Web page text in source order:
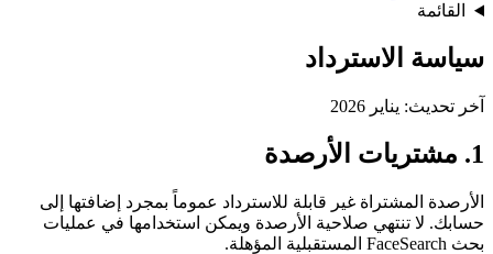
القائمة
سياسة الاسترداد
آخر تحديث: يناير 2026
1. مشتريات الأرصدة
الأرصدة المشتراة غير قابلة للاسترداد عموماً بمجرد إضافتها إلى
حسابك. لا تنتهي صلاحية الأرصدة ويمكن استخدامها في عمليات
بحث FaceSearch المستقبلية المؤهلة.